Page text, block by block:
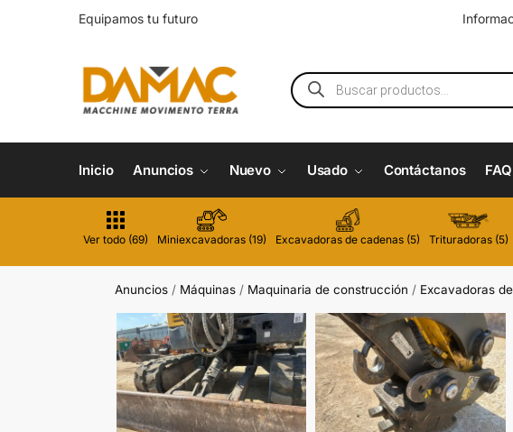
Equipamos tu futuro
Inicio Anuncios Nuevo Usado Contáctanos FAQ
Ver todo (69) Miniexcavadoras (19) Excavadoras de cadenas (5) Trituradoras (5)
Anuncios / Máquinas / Maquinaria de construcción / Excavadoras